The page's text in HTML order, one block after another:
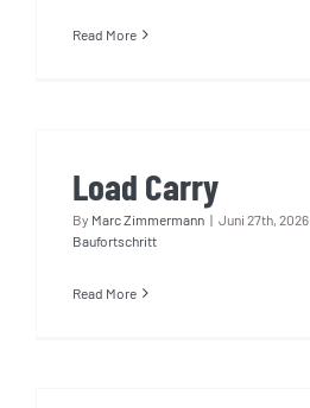
Read More
Load Carry
By Marc Zimmermann | Juni 27th, 2026
Baufortschritt
Read More